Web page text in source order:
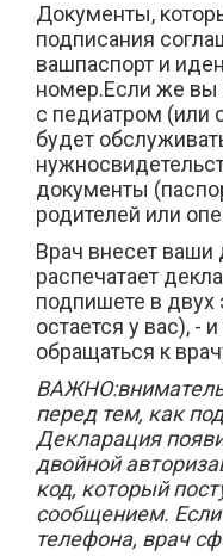
Документы,
подписания
вашпаспорт и
номер.Если же вы
с педиатром (или
будет
документы
родителей или
Врач внесет ваши
распечатает
подпишете в двух
остается у вас), -
обращаться к
перед тем, как
Декларация
двойной
код, который
сообщением.
телефона, врач